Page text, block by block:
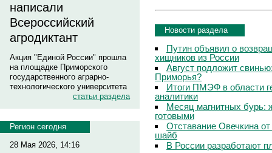
написали
Всероссийский
агродиктант
Акция "Единой России" прошла
на площадке Приморского
государственного аграрно-
технологического университета
статьи раздела
Регион сегодня
28 Мая 2026, 14:16
Новости раздела
Путин объявил о
хищников из России
Август подложит
Приморья?
Итоги ПМЭФ в области
аналитики
Месяц магнитных бурь:
готовыми
Отставание Овечкина
шайб
В России разработают